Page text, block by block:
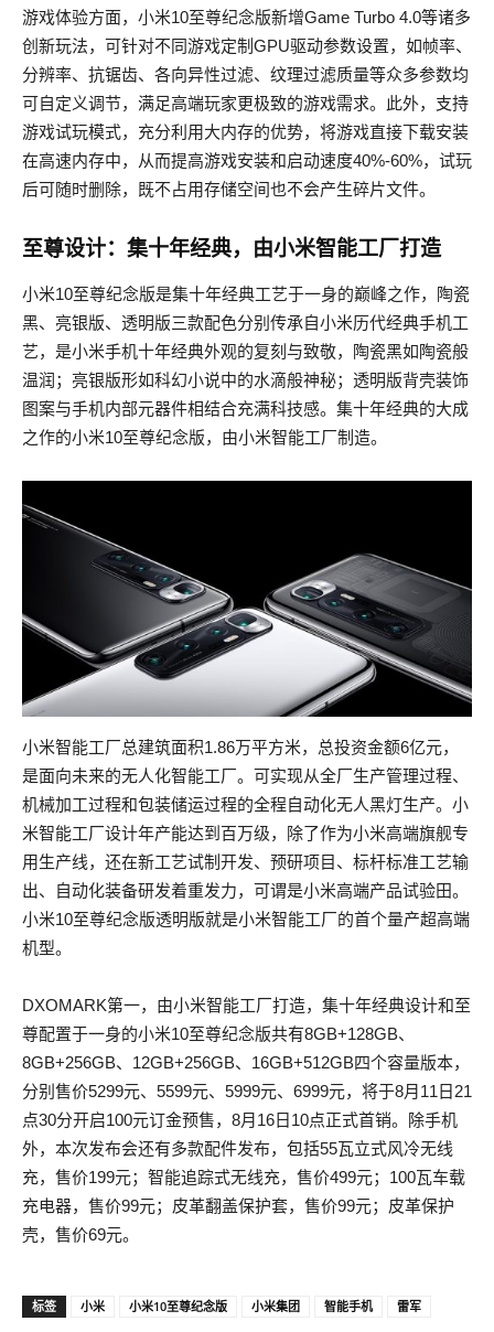
游戏体验方面，小米10至尊纪念版新增Game Turbo 4.0等诸多
创新玩法，可针对不同游戏定制GPU驱动参数设置，如帧率、
分辨率、抗锯齿、各向异性过滤、纹理过滤质量等众多参数均
可自定义调节，满足高端玩家更极致的游戏需求。此外，支持
游戏试玩模式，充分利用大内存的优势，将游戏直接下载安装
在高速内存中，从而提高游戏安装和启动速度40%-60%，试玩
后可随时删除，既不占用存储空间也不会产生碎片文件。
至尊设计：集十年经典，由小米智能工厂打造
小米10至尊纪念版是集十年经典工艺于一身的巅峰之作，陶瓷
黑、亮银版、透明版三款配色分别传承自小米历代经典手机工
艺，是小米手机十年经典外观的复刻与致敬，陶瓷黑如陶瓷般
温润；亮银版形如科幻小说中的水滴般神秘；透明版背壳装饰
图案与手机内部元器件相结合充满科技感。集十年经典的大成
之作的小米10至尊纪念版，由小米智能工厂制造。
小米智能工厂总建筑面积1.86万平方米，总投资金额6亿元，
是面向未来的无人化智能工厂。可实现从全厂生产管理过程、
机械加工过程和包装储运过程的全程自动化无人黑灯生产。小
米智能工厂设计年产能达到百万级，除了作为小米高端旗舰专
用生产线，还在新工艺试制开发、预研项目、标杆标准工艺输
出、自动化装备研发着重发力，可谓是小米高端产品试验田。
小米10至尊纪念版透明版就是小米智能工厂的首个量产超高端
机型。
DXOMARK第一，由小米智能工厂打造，集十年经典设计和至
尊配置于一身的小米10至尊纪念版共有8GB+128GB、
8GB+256GB、12GB+256GB、16GB+512GB四个容量版本，
分别售价5299元、5599元、5999元、6999元，将于8月11日21
点30分开启100元订金预售，8月16日10点正式首销。除手机
外，本次发布会还有多款配件发布，包括55瓦立式风冷无线
充，售价199元；智能追踪式无线充，售价499元；100瓦车载
充电器，售价99元；皮革翻盖保护套，售价99元；皮革保护
壳，售价69元。
标签 小米 小米10至尊纪念版 小米集团 智能手机 雷军